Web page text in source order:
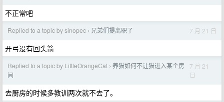
不正常吧
Replied to a topic by sinopec › 兄弟们提离职了 7 月 21 日
开弓没有回头箭
Replied to a topic by LittleOrangeCat › 养猫如何不让猫进入某个房
间
7 月 21
日
去厨房的时候多教训两次就不去了。